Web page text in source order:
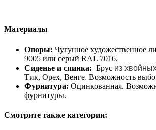
Материалы
Опоры: Чугунное художественное
9005 или серый RAL 7016.
Сиденье и спинка: Брус из
Тик, Орех, Венге. Возможность
Фурнитура: Оцинкованная.
фурнитуры.
Смотрите также категории: